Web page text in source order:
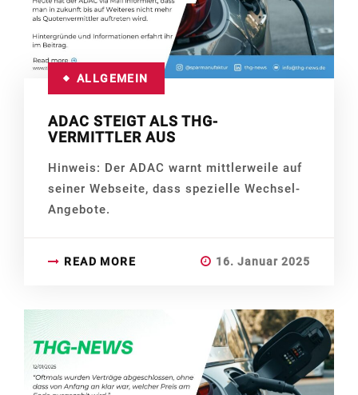
ALLGEMEIN
ADAC STEIGT ALS THG-
VERMITTLER AUS
Hinweis: Der ADAC warnt mittlerweile auf
seiner Webseite, dass spezielle Wechsel-
Angebote.
READ MORE 16. Januar 2025